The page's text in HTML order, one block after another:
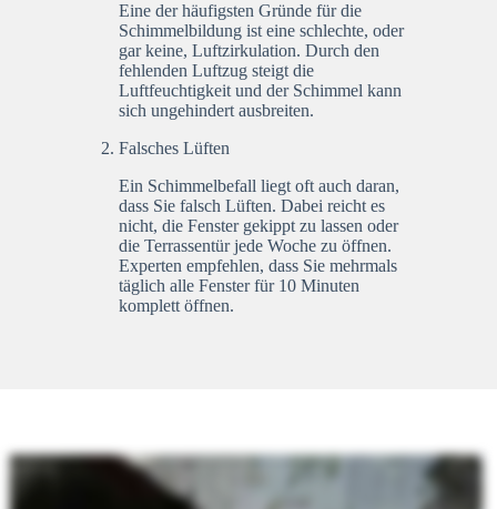
Eine der häufigsten Gründe für die
Schimmelbildung ist eine schlechte, oder
gar keine, Luftzirkulation. Durch den
fehlenden Luftzug steigt die
Luftfeuchtigkeit und der Schimmel kann
sich ungehindert ausbreiten.
Falsches Lüften
Ein Schimmelbefall liegt oft auch daran,
dass Sie falsch Lüften. Dabei reicht es
nicht, die Fenster gekippt zu lassen oder
die Terrassentür jede Woche zu öffnen.
Experten empfehlen, dass Sie mehrmals
täglich alle Fenster für 10 Minuten
komplett öffnen.